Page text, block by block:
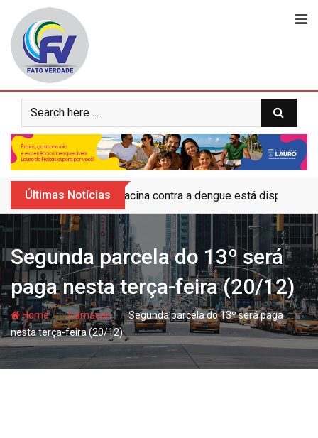
content
Últimas Notícias Vacina contra a dengue está
Segunda parcela do 13º será
paga nesta terça-feira (20/12)
Home- hjCamaçari- hjSegunda parcela do 13º será paga
nesta terça-feira (20/12)